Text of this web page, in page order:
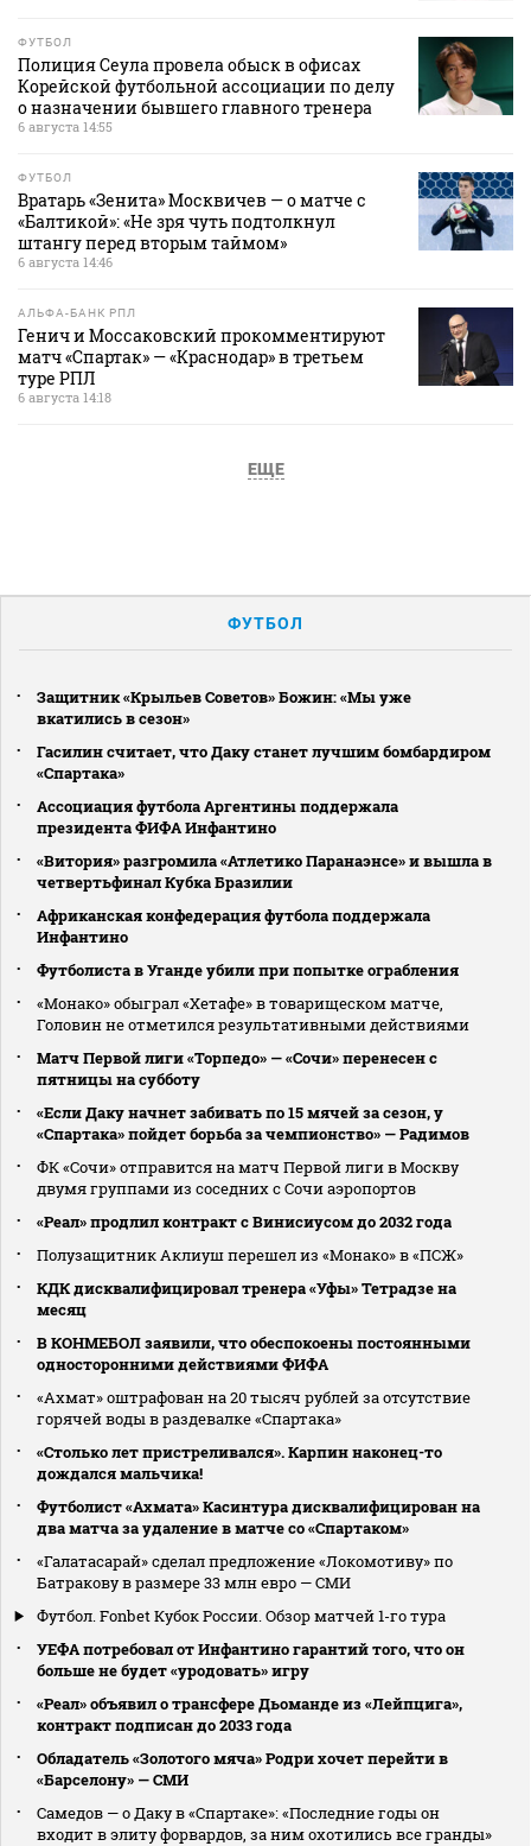
ФУТБОЛ
Полиция Сеула провела обыск в офисах
Корейской футбольной ассоциации по делу
о назначении бывшего главного тренера
6 августа 14:55
ФУТБОЛ
Вратарь «Зенита» Москвичев — о матче с
«Балтикой»: «Не зря чуть подтолкнул
штангу перед вторым таймом»
6 августа 14:46
АЛЬФА-БАНК РПЛ
Генич и Моссаковский прокомментируют
матч «Спартак» — «Краснодар» в третьем
туре РПЛ
6 августа 14:18
ЕЩЕ
ФУТБОЛ
Защитник «Крыльев Советов» Божин: «Мы уже
вкатились в сезон»
Гасилин считает, что Даку станет лучшим бомбардиром
«Спартака»
Ассоциация футбола Аргентины поддержала
президента ФИФА Инфантино
«Витория» разгромила «Атлетико Паранаэнсе» и вышла в
четвертьфинал Кубка Бразилии
Африканская конфедерация футбола поддержала
Инфантино
Футболиста в Уганде убили при попытке ограбления
«Монако» обыграл «Хетафе» в товарищеском матче,
Головин не отметился результативными действиями
Матч Первой лиги «Торпедо» — «Сочи» перенесен с
пятницы на субботу
«Если Даку начнет забивать по 15 мячей за сезон, у
«Спартака» пойдет борьба за чемпионство» — Радимов
ФК «Сочи» отправится на матч Первой лиги в Москву
двумя группами из соседних с Сочи аэропортов
«Реал» продлил контракт с Винисиусом до 2032 года
Полузащитник Аклиуш перешел из «Монако» в «ПСЖ»
КДК дисквалифицировал тренера «Уфы» Тетрадзе на
месяц
В КОНМЕБОЛ заявили, что обеспокоены постоянными
односторонними действиями ФИФА
«Ахмат» оштрафован на 20 тысяч рублей за отсутствие
горячей воды в раздевалке «Спартака»
«Столько лет пристреливался». Карпин наконец-то
дождался мальчика!
Футболист «Ахмата» Касинтура дисквалифицирован на
два матча за удаление в матче со «Спартаком»
«Галатасарай» сделал предложение «Локомотиву» по
Батракову в размере 33 млн евро — СМИ
Футбол. Fonbet Кубок России. Обзор матчей 1-го тура
УЕФА потребовал от Инфантино гарантий того, что он
больше не будет «уродовать» игру
«Реал» объявил о трансфере Дьоманде из «Лейпцига»,
контракт подписан до 2033 года
Обладатель «Золотого мяча» Родри хочет перейти в
«Барселону» — СМИ
Самедов — о Даку в «Спартаке»: «Последние годы он
входит в элиту форвардов, за ним охотились все гранды»